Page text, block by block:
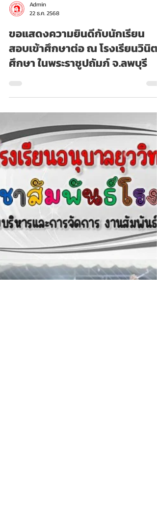
Admin
22 ธ.ค. 2568
ขอแสดงความยินดีกับนักเรียน
สอบเข้าศึกษาต่อ ณ โรงเรียนวินิต
ศึกษา ในพระราชูปถัมภ์ จ.ลพบุรี